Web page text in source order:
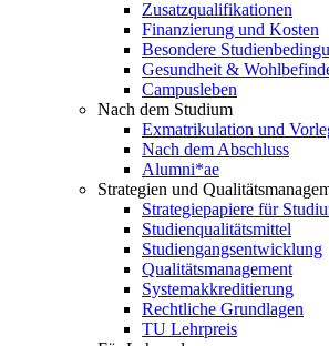
Zusatzqualifikationen
Finanzierung und Kosten
Besondere
Gesundheit &
Campusleben
Nach dem Studium
Exmatrikulation und
Nach dem Abschluss
Alumni*ae
Strategien und
Strategiepapiere für
Studienqualitätsmittel
Studiengangsentwicklung
Qualitätsmanagement
Systemakkreditierung
Rechtliche Grundlagen
TU Lehrpreis